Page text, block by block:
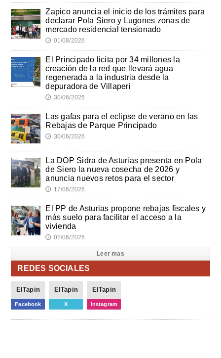
Zapico anuncia el inicio de los trámites para
declarar Pola Siero y Lugones zonas de
mercado residencial tensionado
🕔 01/08/2026
El Principado licita por 34 millones la
creación de la red que llevará agua
regenerada a la industria desde la
depuradora de Villaperi
🕔 30/06/2026
Las gafas para el eclipse de verano en las
Rebajas de Parque Principado
🕔 30/06/2026
La DOP Sidra de Asturias presenta en Pola
de Siero la nueva cosecha de 2026 y
anuncia nuevos retos para el sector
🕔 17/06/2026
El PP de Asturias propone rebajas fiscales y
más suelo para facilitar el acceso a la
vivienda
🕔 02/06/2026
Leer mas
REDES SOCIALES
ElTapin
Facebook
ElTapin
X
ElTapin
Instagram